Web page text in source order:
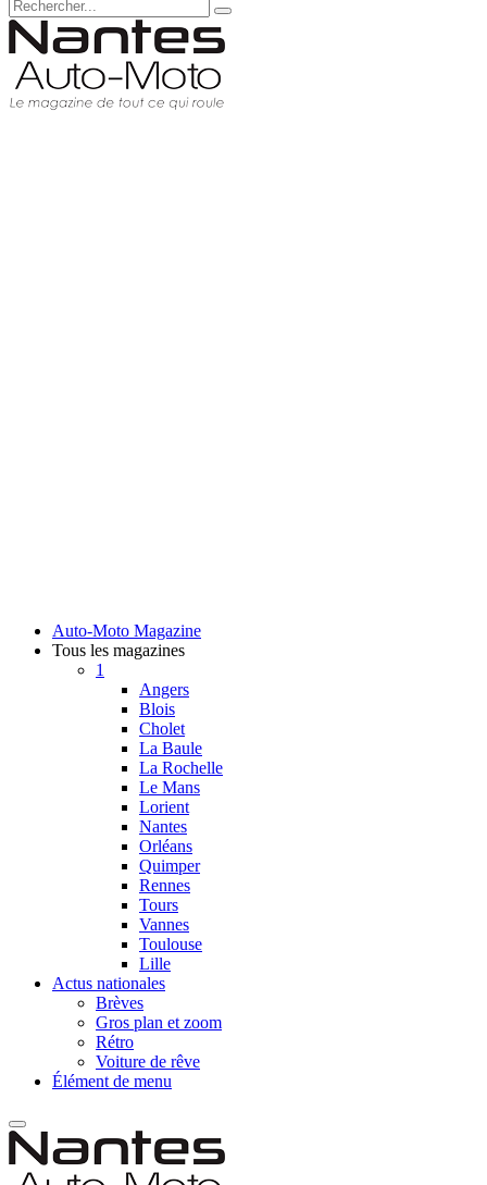
Auto-Moto Magazine
Tous les magazines
1
Angers
Blois
Cholet
La Baule
La Rochelle
Le Mans
Lorient
Nantes
Orléans
Quimper
Rennes
Tours
Vannes
Toulouse
Lille
Actus nationales
Brèves
Gros plan et zoom
Rétro
Voiture de rêve
Élément de menu